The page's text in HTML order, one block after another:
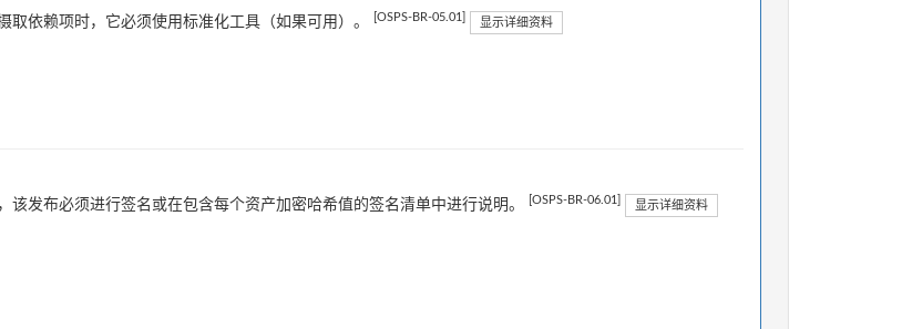
取依赖项时，它必须使用标准化工具（如果可用）。 [OSPS-BR-05.01] 显示详细资料
该发布必须进行签名或在包含每个资产加密哈希值的签名清单中进行说明。 [OSPS-BR-06.01] 显示详细资料